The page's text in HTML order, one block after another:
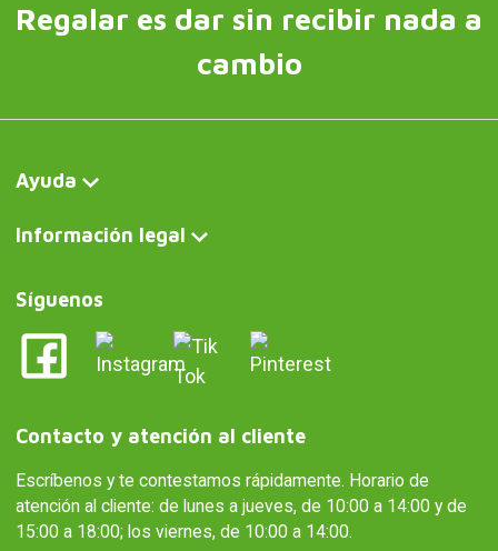
Regalar es dar sin recibir nada a
cambio
Ayuda
Información legal
Síguenos
Contacto y atención al cliente
Escríbenos y te contestamos rápidamente. Horario de
atención al cliente: de lunes a jueves, de 10:00 a 14:00 y de
15:00 a 18:00; los viernes, de 10:00 a 14:00.